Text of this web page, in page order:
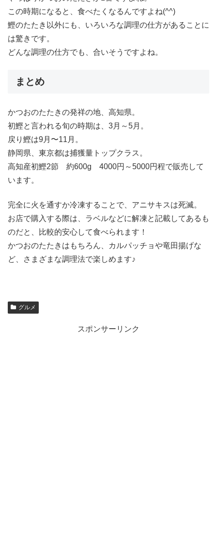
この時期になると、食べたくなるんですよね(^^)
鰹のたたき以外にも、いろいろな調理の仕方があることに
は驚きです。
どんな調理の仕方でも、合いそうですよね。
まとめ
かつおのたたきの発祥の地、高知県。
初鰹と言われる旬の時期は、3月～5月。
戻り鰹は9月〜11月。
静岡県、東京都は捕獲量トップクラス。
高知産初鰹2節 約600g 4000円～5000円程で販売して
います。
完全に火を通すか冷凍することで、アニサキスは死滅。
お店で購入する際は、ラベルなどに解凍と記載してあるも
のだと、比較的安心して食べられます！
かつおのたたきはもちろん、カルパッチョや竜田揚げな
ど、さまざまな調理法で楽しめます♪
グルメ
スポンサーリンク